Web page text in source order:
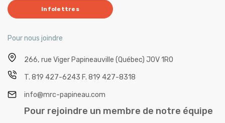
Infolettres
Pour nous joindre
266, rue Viger Papineauville (Québec) J0V 1R0
T. 819 427-6243 F. 819 427-8318
info@mrc-papineau.com
Pour rejoindre un membre de notre équipe